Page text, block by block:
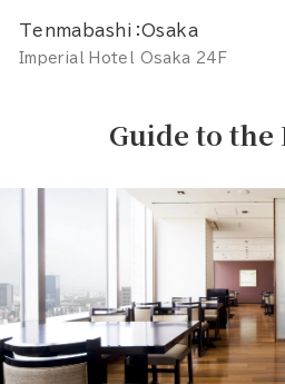
Tenmabashi：Osaka
Imperial Hotel Osaka 24F
Guide to